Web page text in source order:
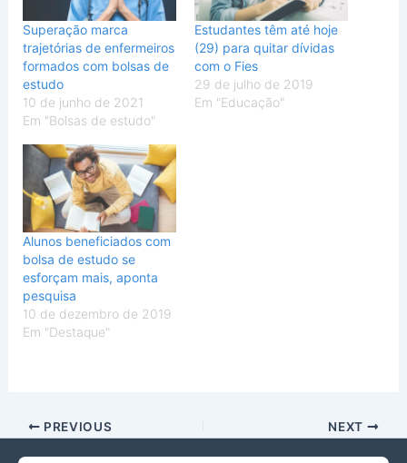
Superação marca
trajetórias de enfermeiros
formados com bolsas de
estudo
10 de junho de 2021
Em "Bolsas de estudo"
Estudantes têm até hoje
(29) para quitar dívidas
com o Fies
29 de julho de 2019
Em "Educação"
Alunos beneficiados com
bolsa de estudo se
esforçam mais, aponta
pesquisa
10 de dezembro de 2019
Em "Destaque"
PREVIOUS NEXT